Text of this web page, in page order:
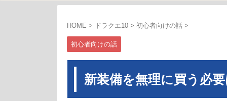
HOME > ドラクエ10 > 初心者向けの話 >
初心者向けの話
新装備を無理に買う必